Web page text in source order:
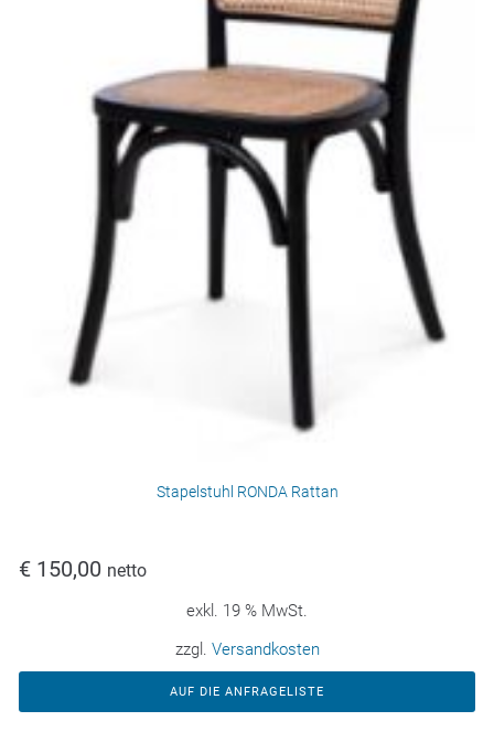
Stapelstuhl RONDA Rattan
€ 150,00 netto
exkl. 19 % MwSt.
zzgl. Versandkosten
AUF DIE ANFRAGELISTE